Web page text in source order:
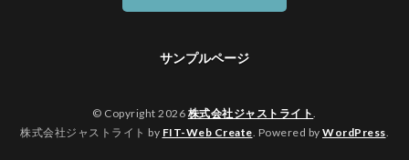
サンプルページ
© Copyright 2026 株式会社ジャストライト
株式会社ジャストライト by FIT-Web Create . Powered by WordPress